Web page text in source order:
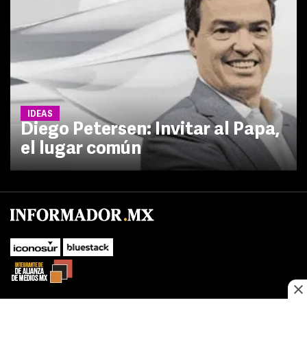
IDEAS
Diego Petersen: Invitar al Papa,
el lugar común